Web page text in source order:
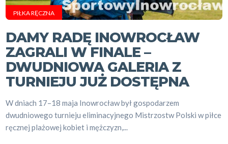
PIŁKA RĘCZNA
DAMY RADĘ INOWROCŁAW
ZAGRALI W FINALE –
DWUDNIOWA GALERIA Z
TURNIEJU JUŻ DOSTĘPNA
W dniach 17–18 maja Inowrocław był gospodarzem
dwudniowego turnieju eliminacyjnego Mistrzostw Polski w piłce
ręcznej plażowej kobiet i mężczyzn,...